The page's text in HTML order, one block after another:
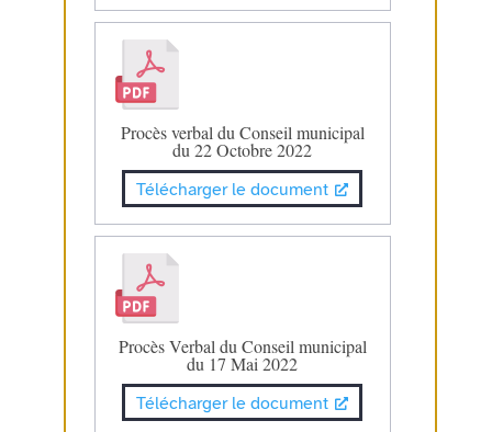
Procès verbal du Conseil municipal
du 22 Octobre 2022
Télécharger le document
Procès Verbal du Conseil municipal
du 17 Mai 2022
Télécharger le document